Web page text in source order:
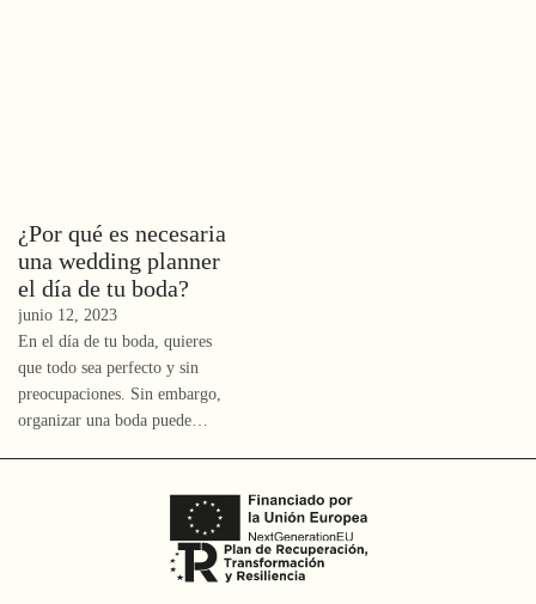
¿Por qué es necesaria
una wedding planner
el día de tu boda?
junio 12, 2023
En el día de tu boda, quieres
que todo sea perfecto y sin
preocupaciones. Sin embargo,
organizar una boda puede…